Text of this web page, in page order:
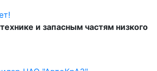
и запасным частям низкого